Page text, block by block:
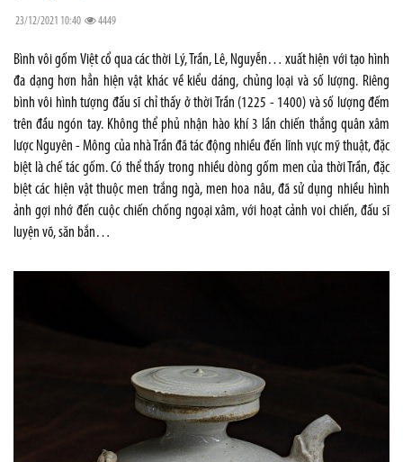
23/12/2021 10:40 4449
Bình vôi gốm Việt cổ qua các thời Lý, Trần, Lê, Nguyễn… xuất hiện với tạo hình
đa dạng hơn hẳn hiện vật khác về kiểu dáng, chủng loại và số lượng. Riêng
bình vôi hình tượng đấu sĩ chỉ thấy ở thời Trần (1225 - 1400) và số lượng đếm
trên đầu ngón tay. Không thể phủ nhận hào khí 3 lần chiến thắng quân xâm
lược Nguyên - Mông của nhà Trần đã tác động nhiều đến lĩnh vực mỹ thuật, đặc
biệt là chế tác gốm. Có thể thấy trong nhiều dòng gốm men của thời Trần, đặc
biệt các hiện vật thuộc men trắng ngà, men hoa nâu, đã sử dụng nhiều hình
ảnh gợi nhớ đến cuộc chiến chống ngoại xâm, với hoạt cảnh voi chiến, đấu sĩ
luyện võ, săn bắn…